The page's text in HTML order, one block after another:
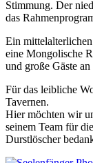
Stimmung. Der
das
Ein
eine Mongolische
und große Gäste
Für das leibliche
Tavernen.
Hier möchten wir
seinem Team für
Durstlöscher